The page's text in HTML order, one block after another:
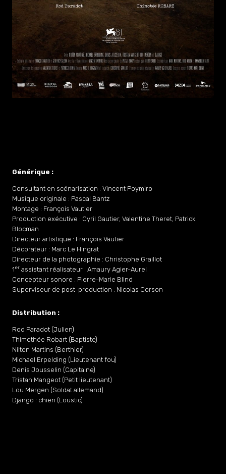
Générique :
Consultant en scénarisation : Vincent Poymiro
Musique originale : Pascal Bantz
Montage : François Vautier
Production exécutive : Cyril Gautier, Valentine Theret, Patrick
Blocman
Directeur artistique : François Vautier
Décorateur : Marc Le Hingrat
Directeur de la photographie : Christophe Graillot
1er assistant réalisateur : Amaury Agier-Aurel
Concepteur sonore : Pierre-Marie Blind
Superviseur de post-production : Nicolas Corson
Distribution :
Rod Paradot (Julien)
Thimothée Robart (Baptiste)
Nilton Martins (Berthier)
Michael Erpelding (Lieutenant fou)
Denis Jousselin (Capitaine)
Tristan Mangeot (Petit lieutenant)
Lou Mergen (Soldat allemand)
Django : chien (Loustic)